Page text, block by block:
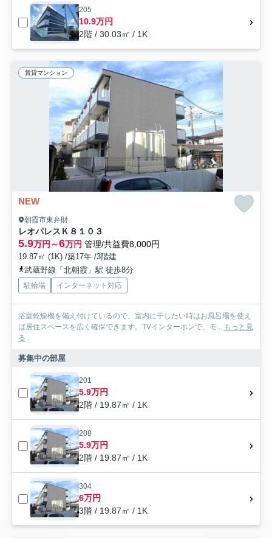
205
10.9万円
2階 / 30.03㎡ / 1K
賃貸マンション
NEW
朝霞市東弁財
レオパレスＫ８１０３
5.9万円～6万円 管理/共益費8,000円
19.87㎡ (1K) /築17年 /3階建
武蔵野線「北朝霞」駅 徒歩8分
駐輪場 インターネット対応
浴室乾燥機を備え付けているので、室内に干したい時はお風呂場を使え
ば居住スペースを広く確保できます。TVインターホンで、モ... もっと見
る
募集中の部屋
201
5.9万円
2階 / 19.87㎡ / 1K
208
5.9万円
2階 / 19.87㎡ / 1K
304
6万円
3階 / 19.87㎡ / 1K